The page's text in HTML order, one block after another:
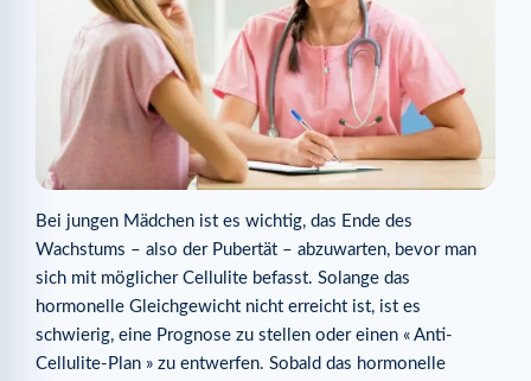
Bei jungen Mädchen ist es wichtig, das Ende des
Wachstums – also der Pubertät – abzuwarten, bevor man
sich mit möglicher Cellulite befasst. Solange das
hormonelle Gleichgewicht nicht erreicht ist, ist es
schwierig, eine Prognose zu stellen oder einen « Anti-
Cellulite-Plan » zu entwerfen. Sobald das hormonelle